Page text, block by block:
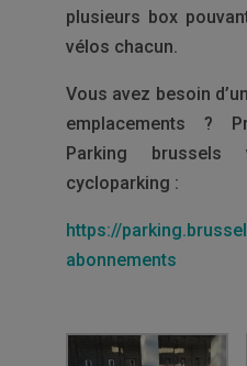
plusieurs box
vélos chacun.
Vous avez besoin
emplacements ?
Parking
cycloparking :
https://
abonnements